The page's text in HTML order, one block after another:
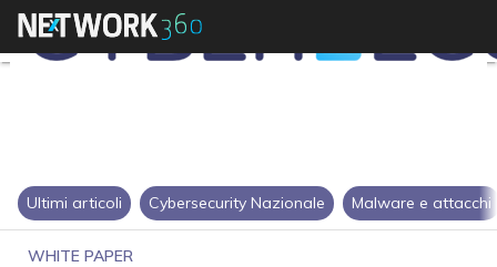
Ultimi articoli Cybersecurity Nazionale Malware e attacchi
WHITE PAPER